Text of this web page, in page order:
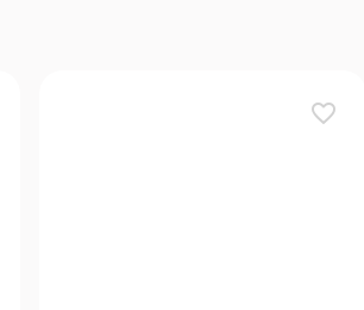
favorite_border